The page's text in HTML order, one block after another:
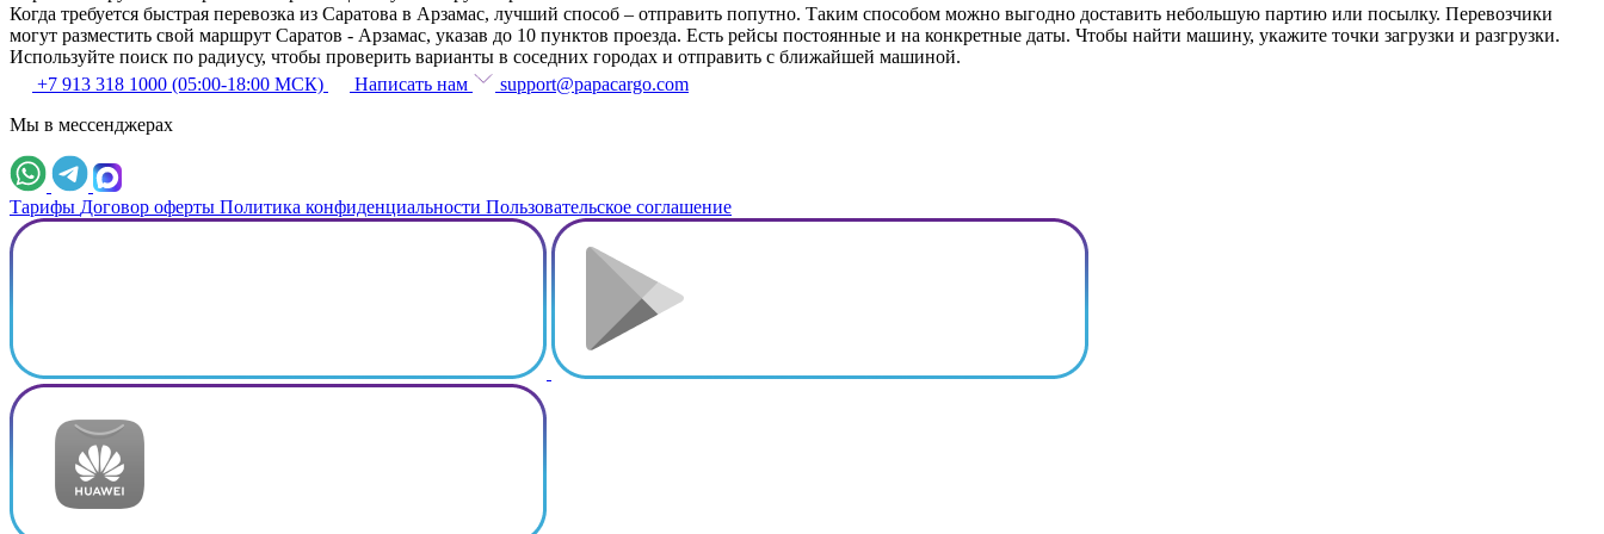
Когда требуется быстрая перевозка из Саратова в Арзамас, лучший способ – отправить попутно. Таким способом можно выгодно доставить небольшую партию или посылку. Перевозчики
могут разместить свой маршрут Саратов - Арзамас, указав до 10 пунктов проезда. Есть рейсы постоянные и на конкретные даты. Чтобы найти машину, укажите точки загрузки и разгрузки.
Используйте поиск по радиусу, чтобы проверить варианты в соседних городах и отправить с ближайшей машиной.
+7 913 318 1000 (05:00-18:00 МСК)
Написать нам
support@papacargo.com
Мы в мессенджерах
Тарифы Договор оферты Политика конфиденциальности Пользовательское соглашение